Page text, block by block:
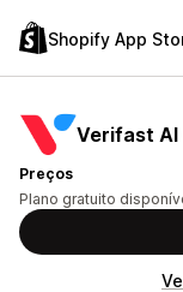
Shopify App
Verifast AI
Preços
Plano gratuito